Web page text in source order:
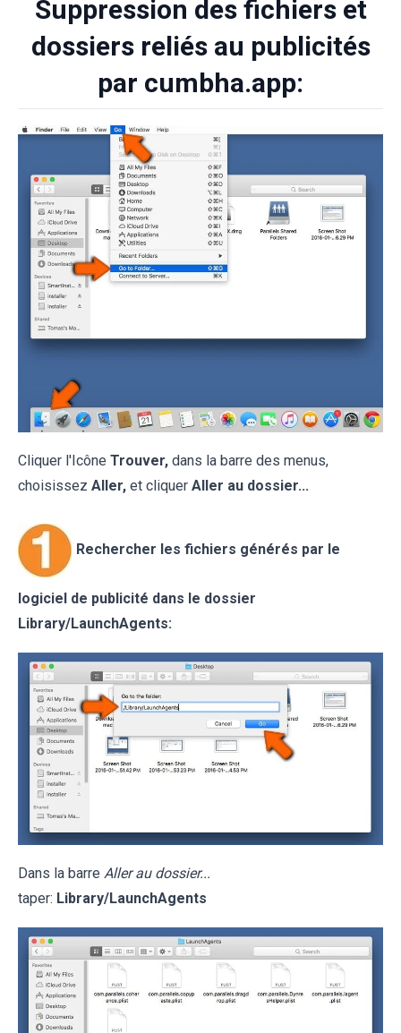
Suppression des fichiers et
dossiers reliés au publicités
par cumbha.app:
Cliquer l'Icône Trouver, dans la barre des menus,
choisissez Aller, et cliquer Aller au dossier...
Rechercher les fichiers générés par le
logiciel de publicité dans le dossier
Library/LaunchAgents:
Dans la barre Aller au dossier...
taper: Library/LaunchAgents